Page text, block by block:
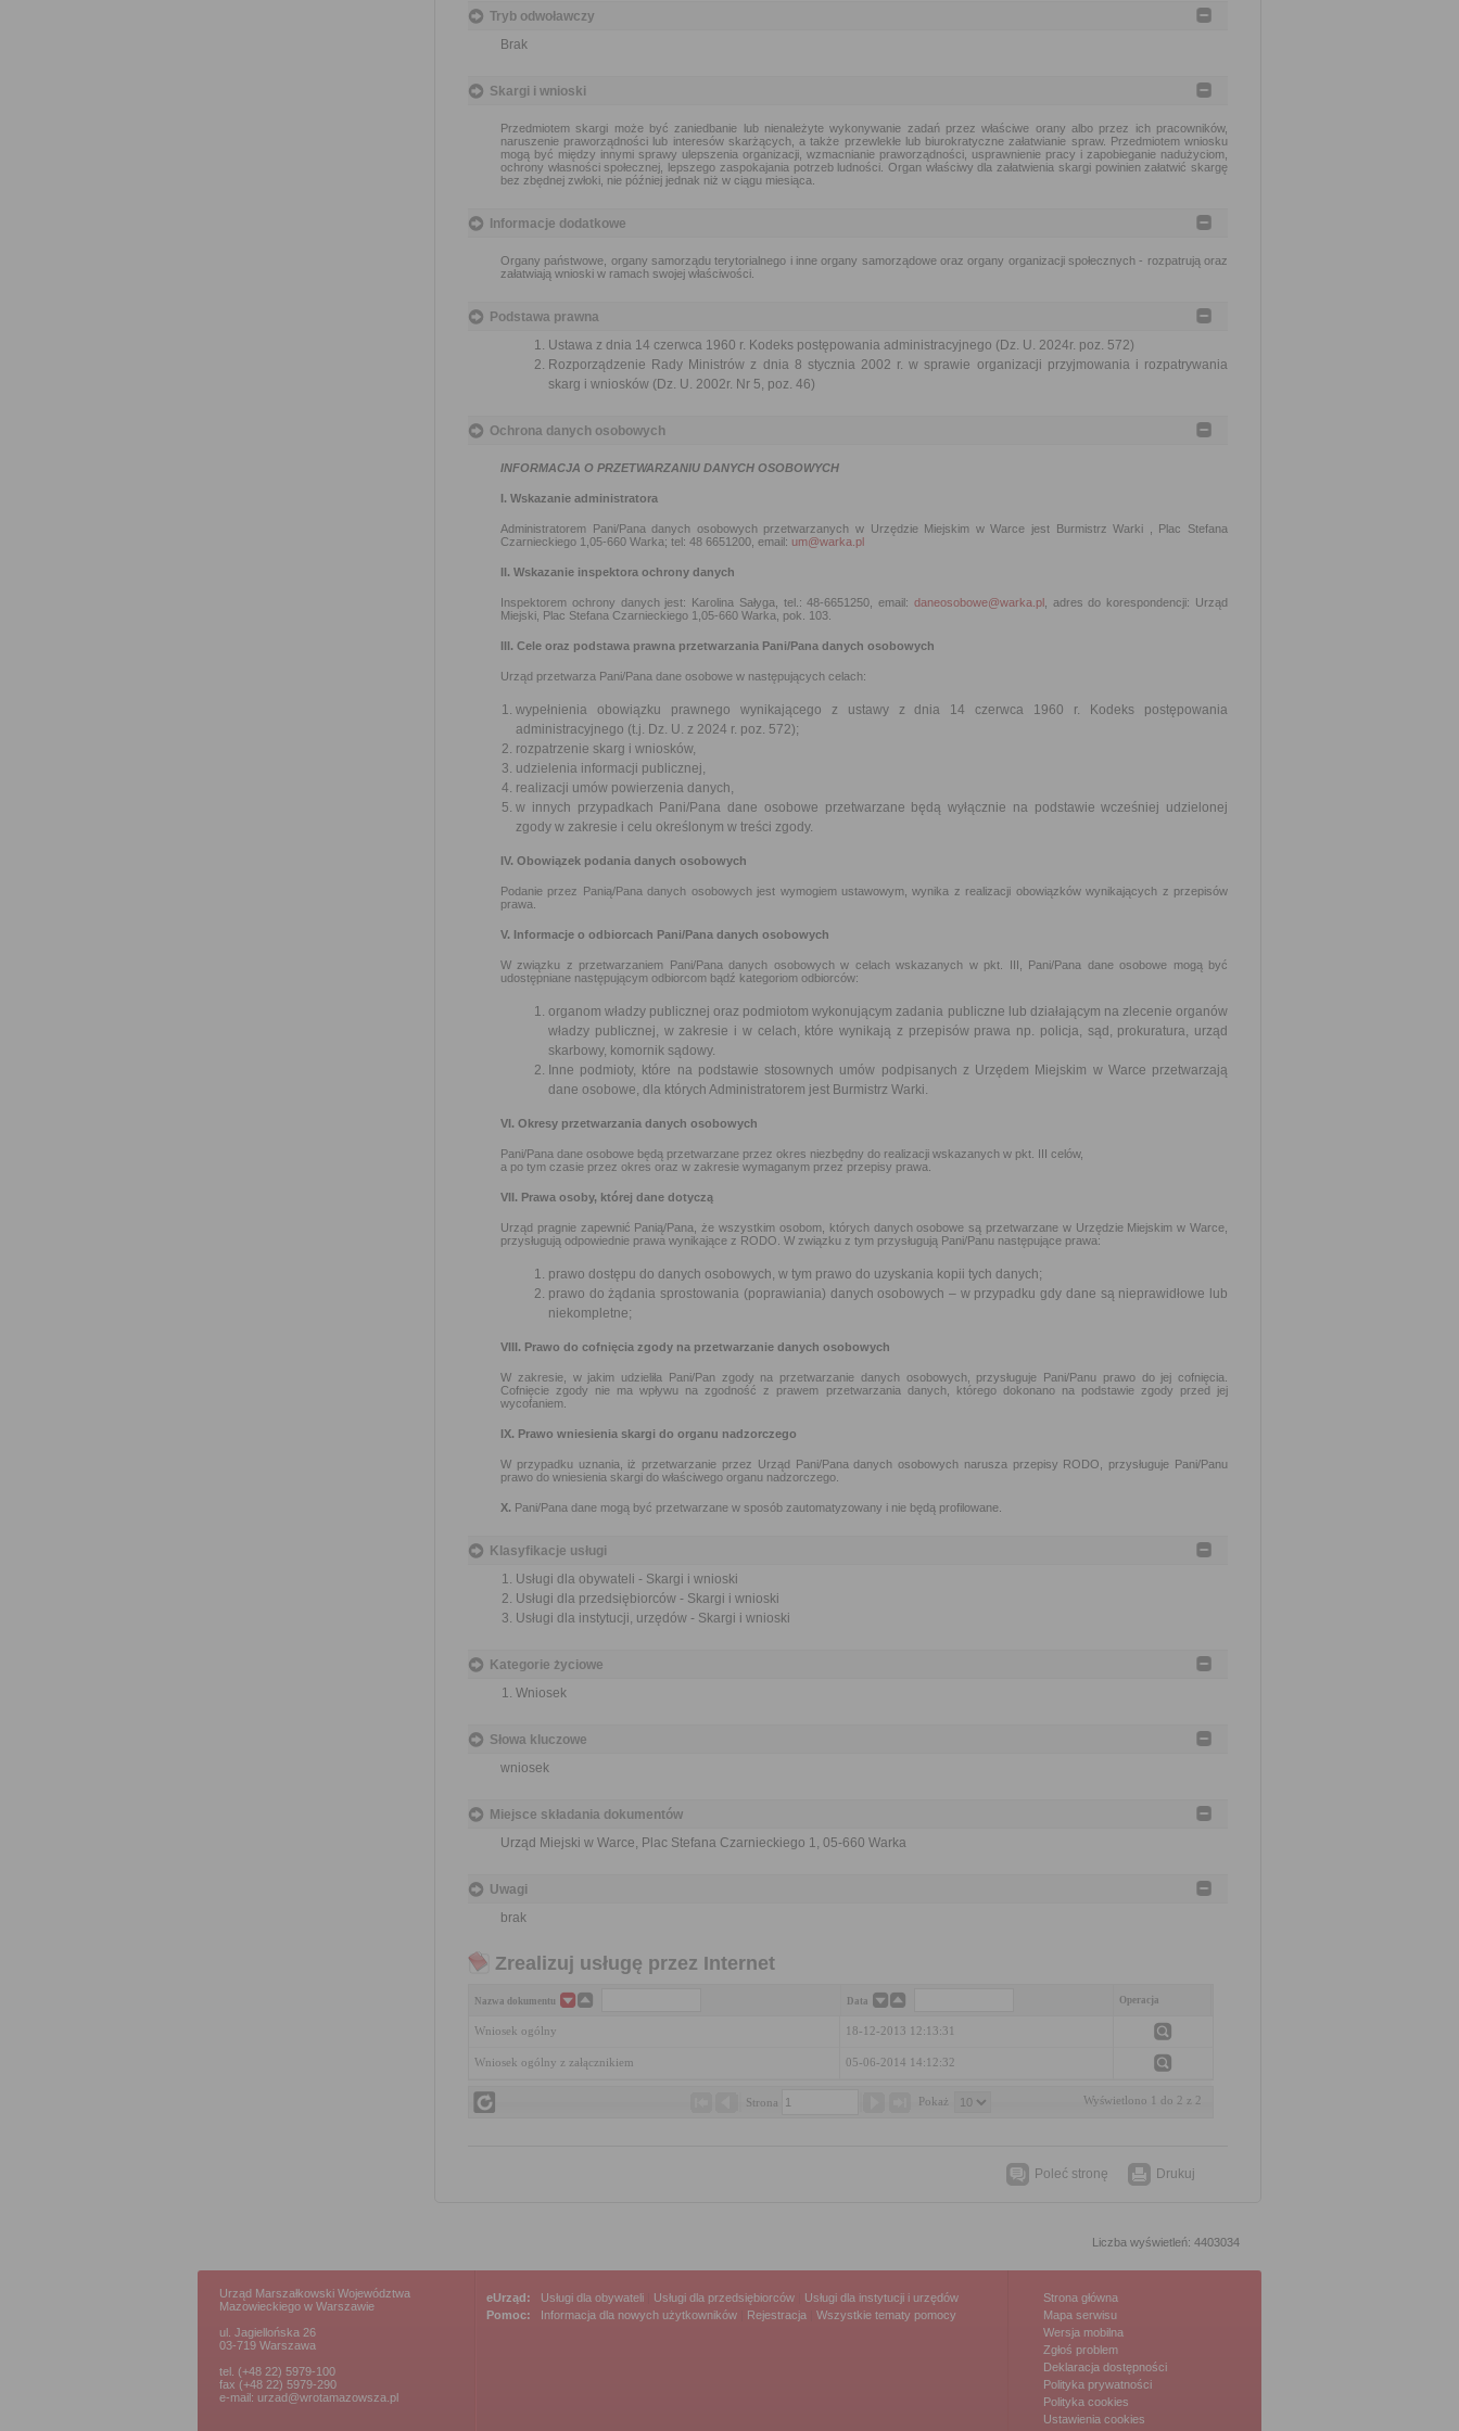
Tryb odwoławczy
Brak
Skargi i wnioski
Przedmiotem skargi może być zaniedbanie lub nienależyte wykonywanie zadań przez właściwe orany albo przez ich pracowników,
naruszenie praworządności lub interesów skarżących, a także przewlekłe lub biurokratyczne załatwianie spraw. Przedmiotem wniosku
mogą być między innymi sprawy ulepszenia organizacji, wzmacnianie praworządności, usprawnienie pracy i zapobieganie nadużyciom,
ochrony własności społecznej, lepszego zaspokajania potrzeb ludności. Organ właściwy dla załatwienia skargi powinien załatwić skargę
bez zbędnej zwłoki, nie później jednak niż w ciągu miesiąca.
Informacje dodatkowe
Organy państwowe, organy samorządu terytorialnego i inne organy samorządowe oraz organy organizacji społecznych - rozpatrują oraz
załatwiają wnioski w ramach swojej właściwości.
Podstawa prawna
Ustawa z dnia 14 czerwca 1960 r. Kodeks postępowania administracyjnego (Dz. U. 2024r. poz. 572)
Rozporządzenie Rady Ministrów z dnia 8 stycznia 2002 r. w sprawie organizacji przyjmowania i rozpatrywania
skarg i wniosków (Dz. U. 2002r. Nr 5, poz. 46)
Ochrona danych osobowych
INFORMACJA O PRZETWARZANIU DANYCH OSOBOWYCH
I. Wskazanie administratora
Administratorem Pani/Pana danych osobowych przetwarzanych w Urzędzie Miejskim w Warce jest Burmistrz Warki , Plac Stefana
Czarnieckiego 1,05-660 Warka; tel: 48 6651200, email: um@warka.pl
II. Wskazanie inspektora ochrony danych
Inspektorem ochrony danych jest: Karolina Sałyga, tel.: 48-6651250, email: daneosobowe@warka.pl, adres do korespondencji: Urząd
Miejski, Plac Stefana Czarnieckiego 1,05-660 Warka, pok. 103.
III. Cele oraz podstawa prawna przetwarzania Pani/Pana danych osobowych
Urząd przetwarza Pani/Pana dane osobowe w następujących celach:
wypełnienia obowiązku prawnego wynikającego z ustawy z dnia 14 czerwca 1960 r. Kodeks postępowania
administracyjnego (t.j. Dz. U. z 2024 r. poz. 572);
rozpatrzenie skarg i wniosków,
udzielenia informacji publicznej,
realizacji umów powierzenia danych,
w innych przypadkach Pani/Pana dane osobowe przetwarzane będą wyłącznie na podstawie wcześniej udzielonej
zgody w zakresie i celu określonym w treści zgody.
IV. Obowiązek podania danych osobowych
Podanie przez Panią/Pana danych osobowych jest wymogiem ustawowym, wynika z realizacji obowiązków wynikających z przepisów
prawa.
V. Informacje o odbiorcach Pani/Pana danych osobowych
W związku z przetwarzaniem Pani/Pana danych osobowych w celach wskazanych w pkt. III, Pani/Pana dane osobowe mogą być
udostępniane następującym odbiorcom bądź kategoriom odbiorców:
organom władzy publicznej oraz podmiotom wykonującym zadania publiczne lub działającym na zlecenie organów
władzy publicznej, w zakresie i w celach, które wynikają z przepisów prawa np. policja, sąd, prokuratura, urząd
skarbowy, komornik sądowy.
Inne podmioty, które na podstawie stosownych umów podpisanych z Urzędem Miejskim w Warce przetwarzają
dane osobowe, dla których Administratorem jest Burmistrz Warki.
VI. Okresy przetwarzania danych osobowych
Pani/Pana dane osobowe będą przetwarzane przez okres niezbędny do realizacji wskazanych w pkt. III celów,
a po tym czasie przez okres oraz w zakresie wymaganym przez przepisy prawa.
VII. Prawa osoby, której dane dotyczą
Urząd pragnie zapewnić Panią/Pana, że wszystkim osobom, których danych osobowe są przetwarzane w Urzędzie Miejskim w Warce,
przysługują odpowiednie prawa wynikające z RODO. W związku z tym przysługują Pani/Panu następujące prawa:
prawo dostępu do danych osobowych, w tym prawo do uzyskania kopii tych danych;
prawo do żądania sprostowania (poprawiania) danych osobowych – w przypadku gdy dane są nieprawidłowe lub
niekompletne;
VIII. Prawo do cofnięcia zgody na przetwarzanie danych osobowych
W zakresie, w jakim udzieliła Pani/Pan zgody na przetwarzanie danych osobowych, przysługuje Pani/Panu prawo do jej cofnięcia.
Cofnięcie zgody nie ma wpływu na zgodność z prawem przetwarzania danych, którego dokonano na podstawie zgody przed jej
wycofaniem.
IX. Prawo wniesienia skargi do organu nadzorczego
W przypadku uznania, iż przetwarzanie przez Urząd Pani/Pana danych osobowych narusza przepisy RODO, przysługuje Pani/Panu
prawo do wniesienia skargi do właściwego organu nadzorczego.
X. Pani/Pana dane mogą być przetwarzane w sposób zautomatyzowany i nie będą profilowane.
Klasyfikacje usługi
Usługi dla obywateli - Skargi i wnioski
Usługi dla przedsiębiorców - Skargi i wnioski
Usługi dla instytucji, urzędów - Skargi i wnioski
Kategorie życiowe
Wniosek
Słowa kluczowe
wniosek
Miejsce składania dokumentów
Urząd Miejski w Warce, Plac Stefana Czarnieckiego 1, 05-660 Warka
Uwagi
brak
Zrealizuj usługę przez Internet
Nazwa dokumentu Data Operacja
Wniosek ogólny 18-12-2013 12:13:31
Wniosek ogólny z załącznikiem 05-06-2014 14:12:32
Strona Pokaż Wyświetlono 1 do 2 z 2
Poleć stronę Drukuj
Liczba wyświetleń: 4403034
Urząd Marszałkowski Województwa
Mazowieckiego w Warszawie
ul. Jagiellońska 26
03-719 Warszawa
tel. (+48 22) 5979-100
fax (+48 22) 5979-290
e-mail: urzad@wrotamazowsza.pl
eUrząd: Usługi dla obywateli Usługi dla przedsiębiorców
Usługi dla instytucji i urzędów
Pomoc:
Informacja dla nowych użytkowników Rejestracja |Wszystkie tematy pomocy
Strona główna
Mapa serwisu
Wersja mobilna
Zgłoś problem
Deklaracja dostępności
Polityka prywatności
Polityka cookies
Ustawienia cookies